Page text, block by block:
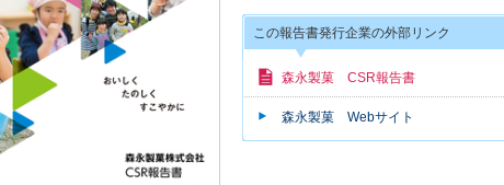
この報告書発行企業の外部リンク
森永製菓 CSR報告書
森永製菓 Webサイト